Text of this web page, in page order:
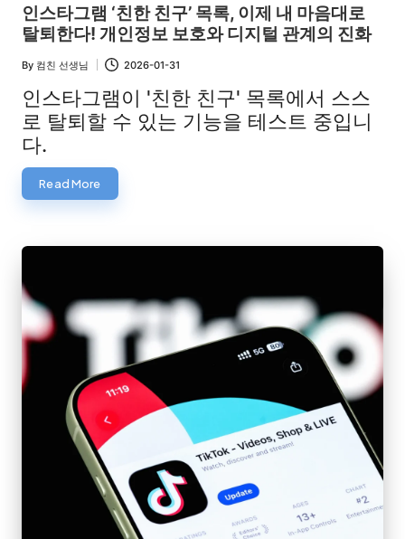
인스타그램 ‘친한 친구’ 목록, 이제 내 마음대로
탈퇴한다! 개인정보 보호와 디지털 관계의 진화
Posted
by
By 컴친 선생님 2026-01-31
인스타그램이 '친한 친구' 목록에서 스스
로 탈퇴할 수 있는 기능을 테스트 중입니
다.
Read More